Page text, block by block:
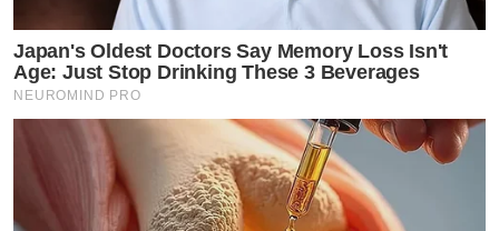
Japan's Oldest Doctors Say Memory Loss Isn't
Age: Just Stop Drinking These 3 Beverages
NEUROMIND PRO